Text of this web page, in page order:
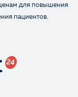
для повышения
пациентов.